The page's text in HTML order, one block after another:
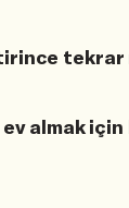
tekrar
almak